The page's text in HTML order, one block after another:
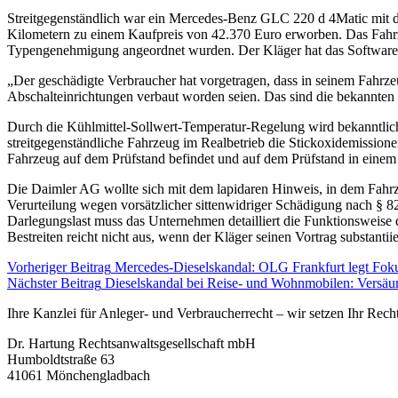
Streitgegenständlich war ein Mercedes-Benz GLC 220 d 4Matic
Kilometern zu einem Kaufpreis von 42.370 Euro erworben. Das
Typengenehmigung angeordnet wurden. Der Kläger hat das
„Der geschädigte Verbraucher hat vorgetragen, dass in seinem
Abschalteinrichtungen verbaut worden seien. Das sind die
Durch die Kühlmittel-Sollwert-Temperatur-Regelung wird
streitgegenständliche Fahrzeug im Realbetrieb die
Fahrzeug auf dem Prüfstand befindet und auf dem Prüfstand in
Die Daimler AG wollte sich mit dem lapidaren Hinweis, in dem
Verurteilung wegen vorsätzlicher sittenwidriger Schädigung nach §
Darlegungslast muss das Unternehmen detailliert die
Bestreiten reicht nicht aus, wenn der Kläger seinen Vortrag
Vorheriger Beitrag Mercedes-Dieselskandal: OLG Frankfurt legt
Nächster Beitrag Dieselskandal bei Reise- und Wohnmobilen:
Ihre Kanzlei für Anleger- und Verbraucherrecht – wir setzen Ihr
Dr. Hartung Rechtsanwaltsgesellschaft mbH
Humboldtstraße 63
41061 Mönchengladbach